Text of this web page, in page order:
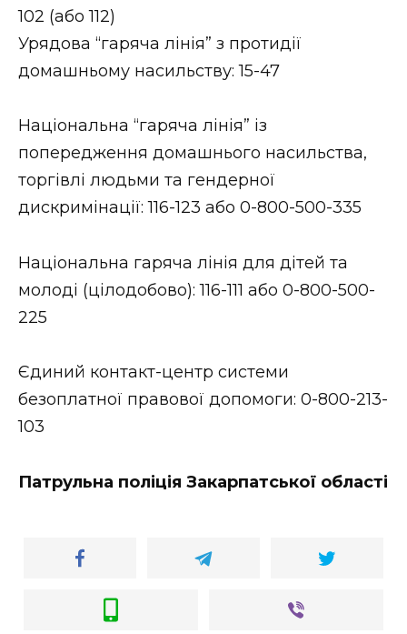
102 (або 112)
Урядова “гаряча лінія” з протидії
домашньому насильству: 15-47
Національна “гаряча лінія” із
попередження домашнього насильства,
торгівлі людьми та гендерної
дискримінації: 116-123 або 0-800-500-335
Національна гаряча лінія для дітей та
молоді (цілодобово): 116-111 або 0-800-500-
225
Єдиний контакт-центр системи
безоплатної правової допомоги: 0-800-213-
103
Патрульна поліція Закарпатської області